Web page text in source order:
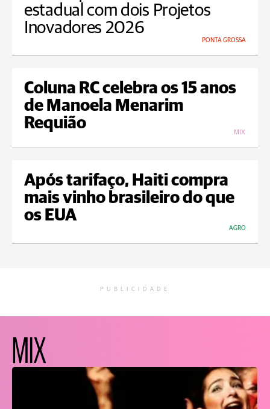
estadual com dois Projetos
Inovadores 2026
PONTA GROSSA
Coluna RC celebra os 15 anos
de Manoela Menarim
Requião
MIX
Após tarifaço, Haiti compra
mais vinho brasileiro do que
os EUA
AGRO
PUBLICIDADE
MIX